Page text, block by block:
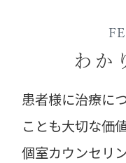
わか
患者様に治療に
ことも大切な価
個室カウンセリ